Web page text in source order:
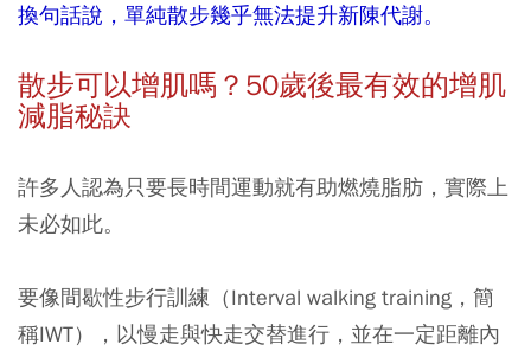
換句話說，單純散步幾乎無法提升新陳代謝。
散步可以增肌嗎？50歲後最有效的增肌
減脂秘訣
許多人認為只要長時間運動就有助燃燒脂肪，實際上
未必如此。
要像間歇性步行訓練（Interval walking training，簡
稱IWT），以慢走與快走交替進行，並在一定距離內